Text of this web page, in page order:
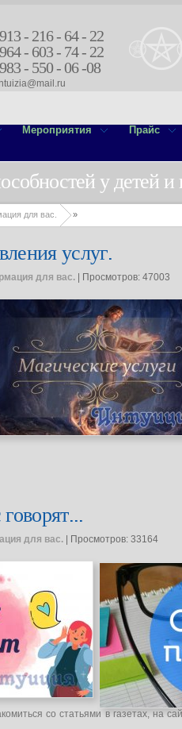
- 216 - 64 - 22
- 603 - 74 - 22
- 550 - 06 -08
Мероприятия Прайс
у детей и
»
для вас.
услуг.
для вас. | Просмотров: 47003
для вас. | Просмотров: 33164
со статьями в газетах, на